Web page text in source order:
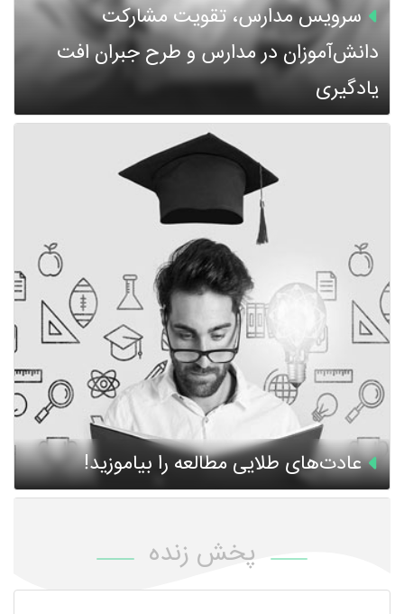
سرویس مدارس، تقویت مشارکت
دانش‌آموزان در مدارس و طرح جبران افت
یادگیری
عادت‌های طلایی مطالعه را بیاموزید!
پخش زنده